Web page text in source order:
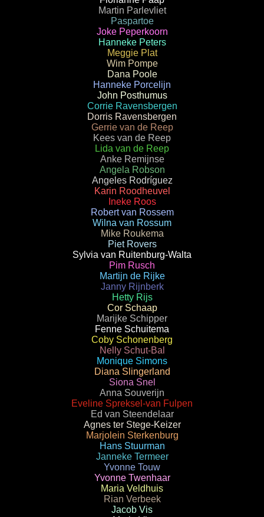
Martin Parlevliet
Paspartoe
Joke Peperkoorn
Hanneke Peters
Meggie Plat
Wim Pompe
Dana Poole
Hanneke Porcelijn
John Posthumus
Corrie Ravensbergen
Dorris Ravensbergen
Gerrie van de Reep
Kees van de Reep
Lida van de Reep
Anke Remijnse
Angela Robson
Angeles Rodríguez
Karin Roodheuvel
Ineke Roos
Robert van Rossem
Wilna van Rossum
Mike Roukema
Piet Rovers
Sylvia van Ruitenburg-Walta
Pim Rusch
Martijn de Rijke
Janny Rijnberk
Hetty Rijs
Cor Schaap
Marijke Schipper
Fenne Schuitema
Coby Schonenberg
Nelly Schut-Bal
Monique Simons
Diana Slingerland
Siona Snel
Anna Souverijn
Eveline Spreksel-van Fulpen
Ed van Steendelaar
Agnes ter Stege-Keizer
Marjolein Sterkenburg
Hans Stuurman
Janneke Termeer
Yvonne Touw
Yvonne Twenhaar
Maria Veldhuis
Rian Verbeek
Jacob Vis